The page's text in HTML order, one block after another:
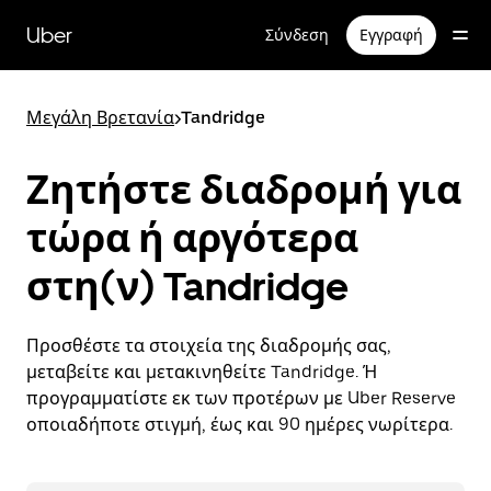
κύριο
περιεχόμενο
Uber Σύνδεση Εγγραφή
Μεγάλη Βρετανία>Tandridge
Ζητήστε διαδρομή για
τώρα ή αργότερα
στη(ν) Tandridge
Προσθέστε τα στοιχεία της διαδρομής σας,
μεταβείτε και μετακινηθείτε Tandridge. Ή
προγραμματίστε εκ των προτέρων με Uber Reserve
οποιαδήποτε στιγμή, έως και 90 ημέρες νωρίτερα.